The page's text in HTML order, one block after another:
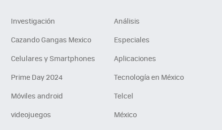
Investigación
Análisis
Cazando Gangas Mexico
Especiales
Celulares y Smartphones
Aplicaciones
Prime Day 2024
Tecnología en México
Móviles android
Telcel
videojuegos
México